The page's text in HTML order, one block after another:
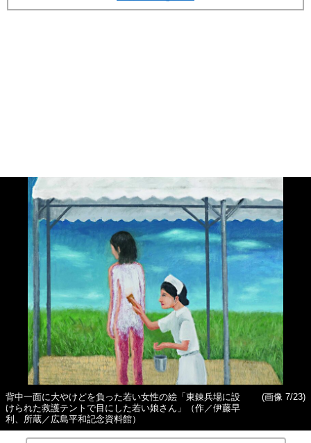
背中一面に大やけどを負った若い女性の絵「東錬兵場に設
けられた救護テントで目にした若い娘さん」（作／伊藤早
利、所蔵／広島平和記念資料館）
(画像 7/23)